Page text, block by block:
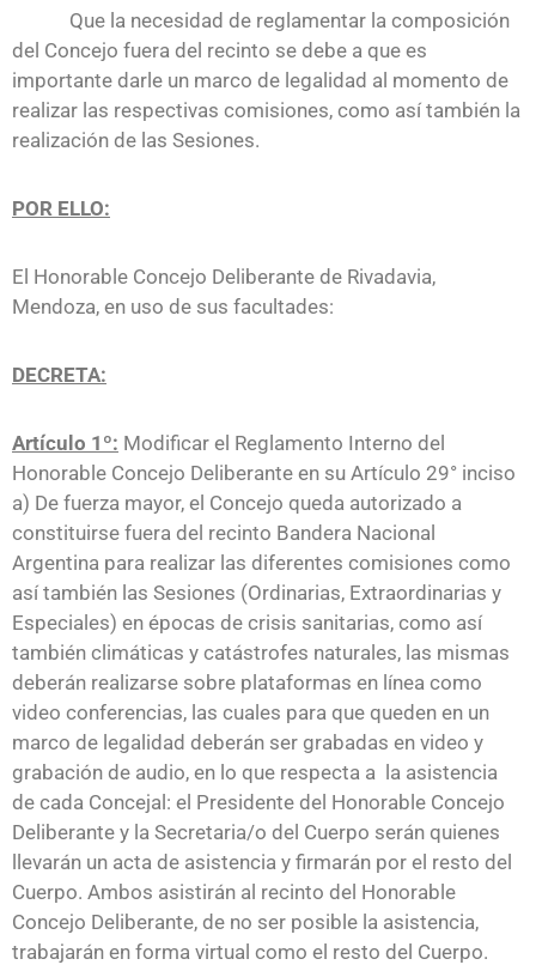
Que la necesidad de reglamentar la composición
del Concejo fuera del recinto se debe a que es
importante darle un marco de legalidad al momento de
realizar las respectivas comisiones, como así también la
realización de las Sesiones.
POR ELLO:
El Honorable Concejo Deliberante de Rivadavia,
Mendoza, en uso de sus facultades:
DECRETA:
Artículo 1º: Modificar el Reglamento Interno del
Honorable Concejo Deliberante en su Artículo 29° inciso
a) De fuerza mayor, el Concejo queda autorizado a
constituirse fuera del recinto Bandera Nacional
Argentina para realizar las diferentes comisiones como
así también las Sesiones (Ordinarias, Extraordinarias y
Especiales) en épocas de crisis sanitarias, como así
también climáticas y catástrofes naturales, las mismas
deberán realizarse sobre plataformas en línea como
video conferencias, las cuales para que queden en un
marco de legalidad deberán ser grabadas en video y
grabación de audio, en lo que respecta a la asistencia
de cada Concejal: el Presidente del Honorable Concejo
Deliberante y la Secretaria/o del Cuerpo serán quienes
llevarán un acta de asistencia y firmarán por el resto del
Cuerpo. Ambos asistirán al recinto del Honorable
Concejo Deliberante, de no ser posible la asistencia,
trabajarán en forma virtual como el resto del Cuerpo.